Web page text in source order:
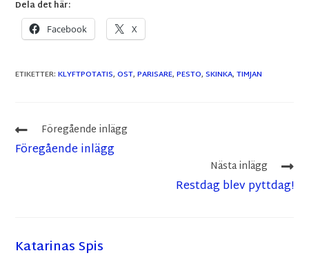
Dela det här:
Facebook X
ETIKETTER:KLYFTPOTATIS, OST, PARISARE, PESTO, SKINKA, TIMJAN
Föregående inlägg
Föregående inlägg
Nästa inlägg
Restdag blev pyttdag!
Katarinas Spis